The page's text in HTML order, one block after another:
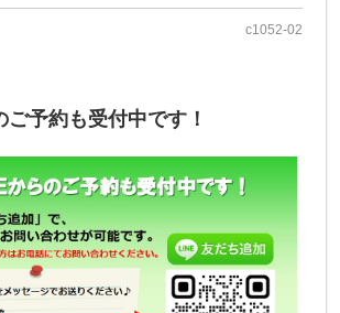
c1052-02
ご予約も受付中です！